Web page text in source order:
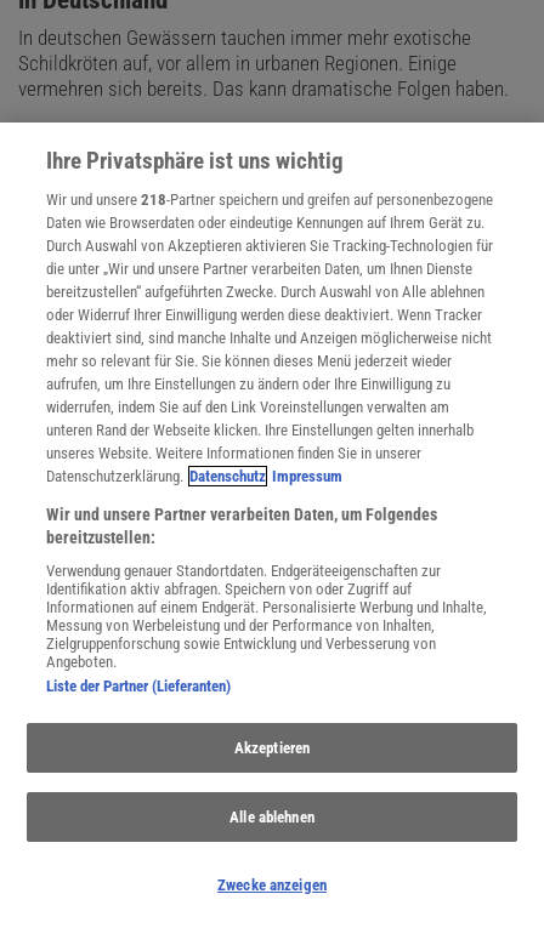
In deutschen Gewässern tauchen immer mehr exotische
Schildkröten auf, vor allem in urbanen Regionen. Einige
vermehren sich bereits. Das kann dramatische Folgen haben.
Ihre Privatsphäre ist uns wichtig
Wir und unsere218-Partner speichern und greifen auf personenbezogene
Daten wie Browserdaten oder eindeutige Kennungen auf Ihrem Gerät zu.
Durch Auswahl von Akzeptieren aktivieren Sie Tracking-Technologien für
die unter „Wir und unsere Partner verarbeiten Daten, um Ihnen Dienste
bereitzustellen“ aufgeführten Zwecke. Durch Auswahl von Alle ablehnen
oder Widerruf Ihrer Einwilligung werden diese deaktiviert. Wenn Tracker
deaktiviert sind, sind manche Inhalte und Anzeigen möglicherweise nicht
mehr so relevant für Sie. Sie können dieses Menü jederzeit wieder
aufrufen, um Ihre Einstellungen zu ändern oder Ihre Einwilligung zu
widerrufen, indem Sie auf den Link Voreinstellungen verwalten am
unteren Rand der Webseite klicken. Ihre Einstellungen gelten innerhalb
unseres Website. Weitere Informationen finden Sie in unserer
Datenschutzerklärung. Datenschutz Impressum
Wir und unsere Partner verarbeiten Daten, um Folgendes
bereitzustellen:
Verwendung genauer Standortdaten. Endgeräteeigenschaften zur
Identifikation aktiv abfragen. Speichern von oder Zugriff auf
Informationen auf einem Endgerät. Personalisierte Werbung und Inhalte,
Messung von Werbeleistung und der Performance von Inhalten,
Zielgruppenforschung sowie Entwicklung und Verbesserung von
Angeboten.
Liste der Partner (Lieferanten)
Akzeptieren
Alle ablehnen
Zwecke anzeigen